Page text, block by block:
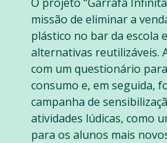
missão de eliminar a
plástico no bar da escola
alternativas reutilizáveis.
com um questionário
consumo e, em seguida,
campanha de
atividades lúdicas, como
para os alunos mais